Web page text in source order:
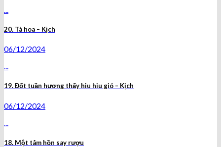
...
20. Tà hoa – Kịch
06/12/2024
...
19. Đốt tuần hương thấy hiu hiu gió – Kịch
06/12/2024
18. Một tâm hồn say rượu